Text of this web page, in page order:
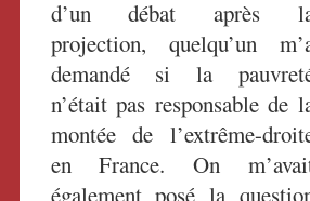
d’un débat après
projection, quelqu’un
demandé si la
n’était pas responsable de
montée de l’extrême-
en France. On
également posé la